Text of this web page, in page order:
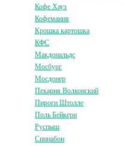
Кофе Хауз
Кофемания
Крошка картошка
КФС
Макдональдс
Мосбург
Мосдонер
Пекарня Волконский
Пироги Штолле
Поль Бейкери
Руспыш
Синнабон